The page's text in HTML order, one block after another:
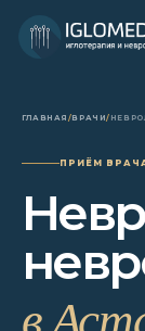
ГЛАВНАЯ /ВРАЧИ/
ПРИЁМ
в